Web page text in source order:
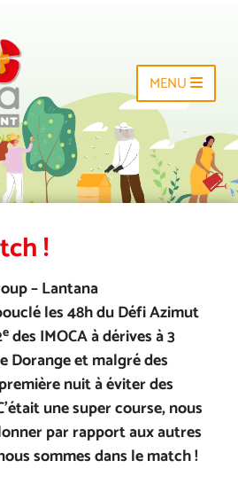
MENU
!
– Lantana
les 48h du Défi Azimut
edes IMOCA à dérives à 3
Dorange et malgré des
nuit à éviter des
une super course, nous
par rapport aux autres
sommes dans le match !